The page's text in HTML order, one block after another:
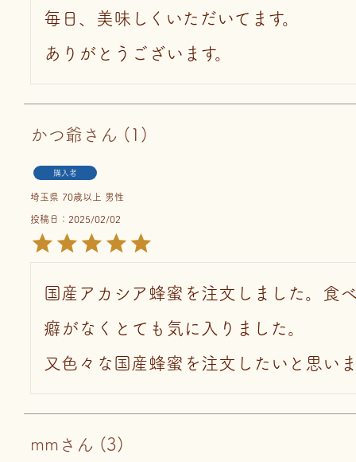
毎日、美味しくいただいてます。
ありがとうございます。
かつ爺 1
購入者
埼玉県 70歳以上 男性
投稿日 2025/02/02
国産アカシア蜂蜜を注文しました。食
癖がなくとても気に入りました。
又色々な国産蜂蜜を注文したいと思い
mm 3